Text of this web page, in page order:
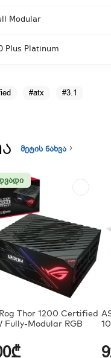
Modular
Plus Platinum
#atx #3.1
მეტის ნახვა
Thor 1200 Certified
Fully-Modular RGB